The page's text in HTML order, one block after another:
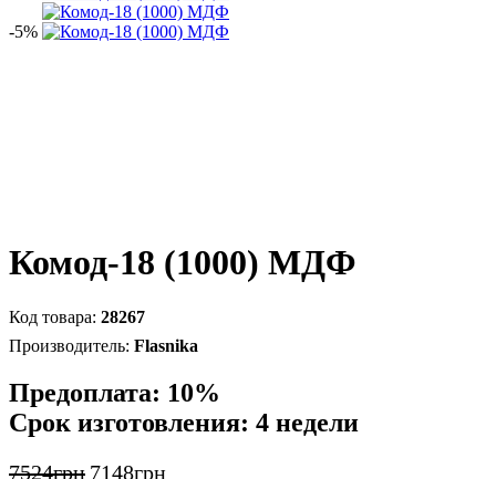
-5%
Комод-18 (1000) МДФ
28267
Flasnika
Предоплата: 10%
Срок изготовления: 4 недели
7524грн 7148грн